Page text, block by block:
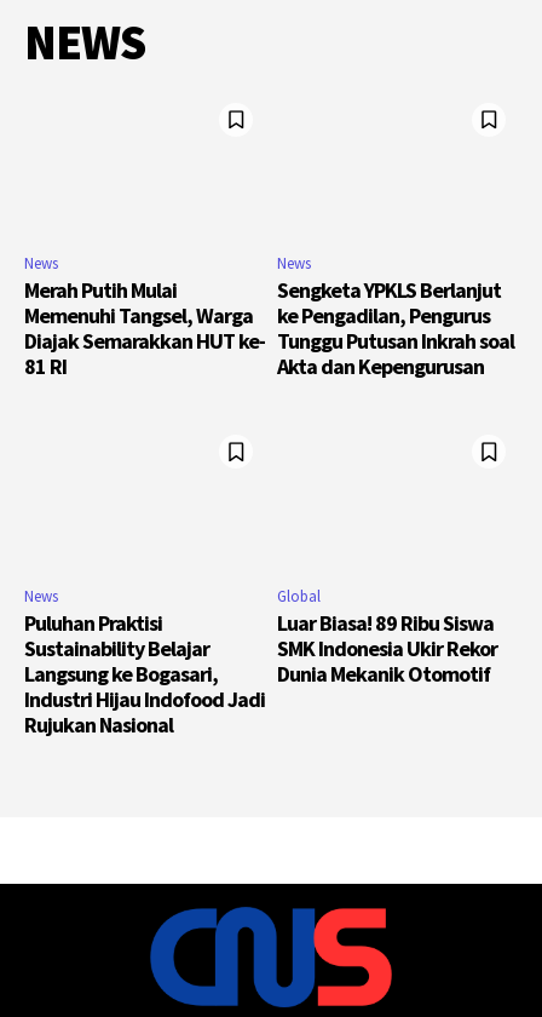
NEWS
News
Merah Putih Mulai
Memenuhi Tangsel, Warga
Diajak Semarakkan HUT ke-
81 RI
News
Sengketa YPKLS Berlanjut
ke Pengadilan, Pengurus
Tunggu Putusan Inkrah soal
Akta dan Kepengurusan
News
Puluhan Praktisi
Sustainability Belajar
Langsung ke Bogasari,
Industri Hijau Indofood Jadi
Rujukan Nasional
Global
Luar Biasa! 89 Ribu Siswa
SMK Indonesia Ukir Rekor
Dunia Mekanik Otomotif